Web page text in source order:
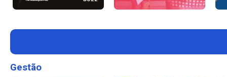
Gestão